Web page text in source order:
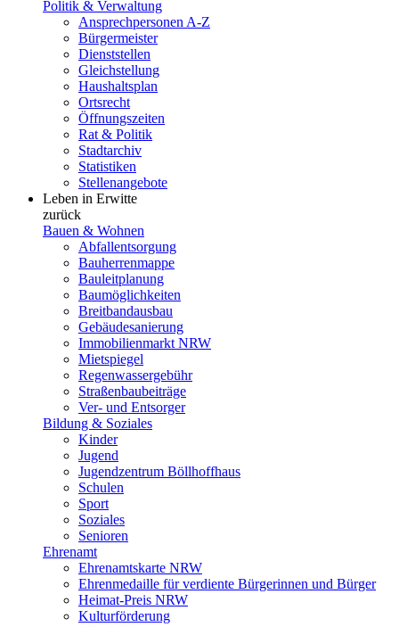
Politik & Verwaltung
Ansprechpersonen A-Z
Bürgermeister
Dienststellen
Gleichstellung
Haushaltsplan
Ortsrecht
Öffnungszeiten
Rat & Politik
Stadtarchiv
Statistiken
Stellenangebote
Leben in Erwitte
zurück
Bauen & Wohnen
Abfallentsorgung
Bauherrenmappe
Bauleitplanung
Baumöglichkeiten
Breitbandausbau
Gebäudesanierung
Immobilienmarkt NRW
Mietspiegel
Regenwassergebühr
Straßenbaubeiträge
Ver- und Entsorger
Bildung & Soziales
Kinder
Jugend
Jugendzentrum Böllhoffhaus
Schulen
Sport
Soziales
Senioren
Ehrenamt
Ehrenamtskarte NRW
Ehrenmedaille für verdiente Bürgerinnen und Bürger
Heimat-Preis NRW
Kulturförderung